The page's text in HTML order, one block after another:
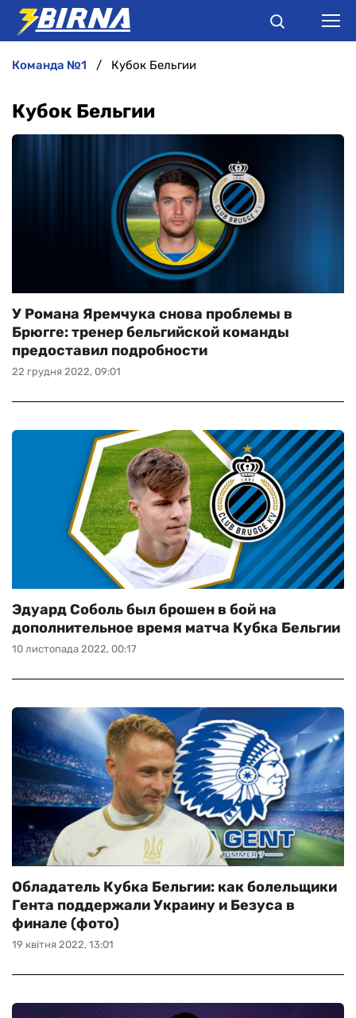
АНАЛІТИКА
команда №1 Кубок Бельгии
Кубок Бельгии
22 грудня 2022, 09:01
У Романа Яремчука снова проблемы в
Брюгге: тренер бельгийской команды
предоставил подробности
10 листопада 2022, 00:17
Эдуард Соболь был брошен в бой на
дополнительное время матча Кубка Бельгии
19 квітня 2022, 13:01
Обладатель Кубка Бельгии: как болельщики
Гента поддержали Украину и Безуса в
финале (фото)